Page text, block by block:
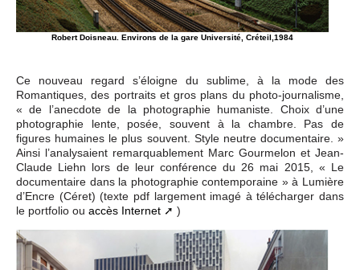
Robert Doisneau. Environs de la gare Université, Créteil,1984
Ce nouveau regard s’éloigne du sublime, à la mode des
Romantiques, des portraits et gros plans du photo-journalisme,
« de l’anecdote de la photographie humaniste. Choix d’une
photographie lente, posée, souvent à la chambre. Pas de
figures humaines le plus souvent. Style neutre documentaire. »
Ainsi l’analysaient remarquablement Marc Gourmelon et Jean-
Claude Liehn lors de leur conférence du 26 mai 2015, « Le
documentaire dans la photographie contemporaine » à Lumière
d’Encre (Céret) (texte pdf largement imagé à télécharger dans
le portfolio ou accès Internet )